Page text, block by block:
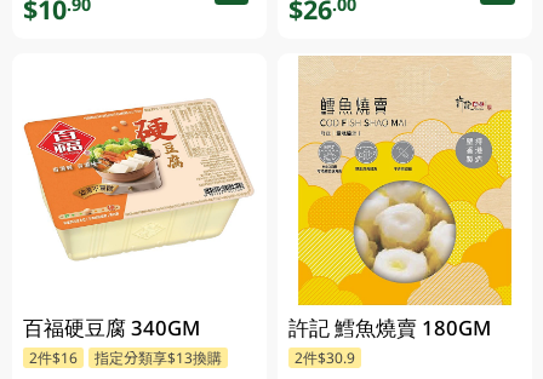
$10
百福硬豆腐 340GM
2件$16 指定分類享$13換購
$26
許記 鱈魚燒賣 180GM
2件$30.9